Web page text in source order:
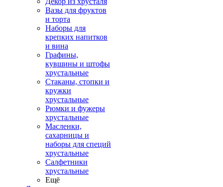
Вазы для фруктов
и торта
Наборы для
крепких напитков
и вина
Графины,
кувшины и штофы
хрустальные
Стаканы, стопки и
кружки
хрустальные
Рюмки и фужеры
хрустальные
Масленки,
сахарницы и
наборы для специй
хрустальные
Салфетники
хрустальные
Ещё